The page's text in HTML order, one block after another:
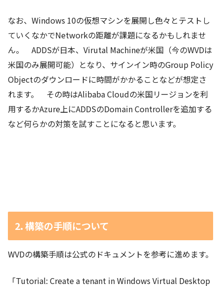
なお、Windows 10の仮想マシンを展開し色々とテストし
ていくなかでNetworkの距離が課題になるかもしれませ
ん。 ADDSが日本、Virutal Machineが米国（今のWVDは
米国のみ展開可能）となり、サインイン時のGroup Policy
Objectのダウンロードに時間がかかることなどが想定さ
れます。 その時はAlibaba Cloudの米国リージョンを利
用するかAzure上にADDSのDomain Controllerを追加する
など何らかの対策を試すことになると思います。
2. 構築の手順について
WVDの構築手順は公式のドキュメントを参考に進めます。
「Tutorial: Create a tenant in Windows Virtual Desktop